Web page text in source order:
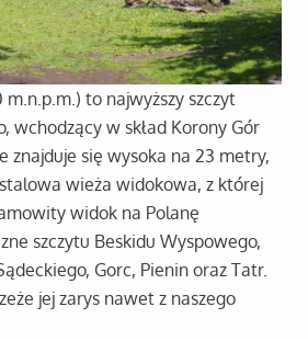
m.n.p.m.) to najwyższy szczyt
wchodzący w skład Korony Gór
znajduje się wysoka na 23 metry,
wieża widokowa, z której
widok na Polanę
szczytu Beskidu Wyspowego,
Gorc, Pienin oraz Tatr.
jej zarys nawet z naszego